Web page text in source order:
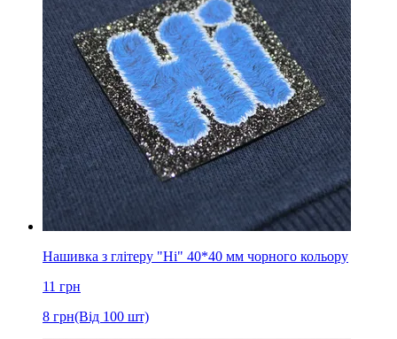
Нашивка з глітеру "Hi" 40*40 мм чорного кольору
11 грн
8 грн(Від 100 шт)